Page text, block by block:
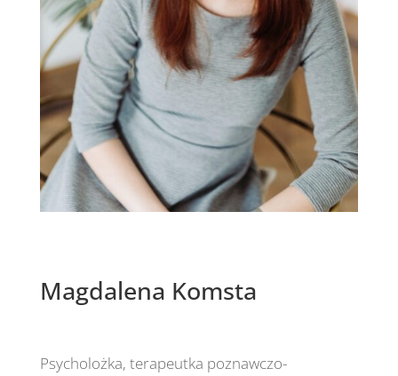
Magdalena Komsta
Psycholożka, terapeutka poznawczo-